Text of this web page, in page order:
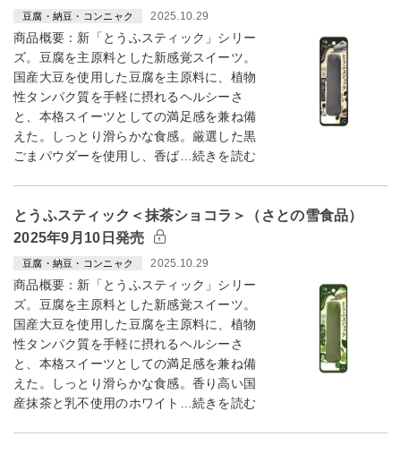
豆腐・納豆・コンニャク 2025.10.29
商品概要：新「とうふスティック」シリー
ズ。豆腐を主原料とした新感覚スイーツ。
国産大豆を使用した豆腐を主原料に、植物
性タンパク質を手軽に摂れるヘルシーさ
と、本格スイーツとしての満足感を兼ね備
えた。しっとり滑らかな食感。厳選した黒
ごまパウダーを使用し、香ば…続きを読む
とうふスティック＜抹茶ショコラ＞（さとの雪食品）
2025年9月10日発売
豆腐・納豆・コンニャク 2025.10.29
商品概要：新「とうふスティック」シリー
ズ。豆腐を主原料とした新感覚スイーツ。
国産大豆を使用した豆腐を主原料に、植物
性タンパク質を手軽に摂れるヘルシーさ
と、本格スイーツとしての満足感を兼ね備
えた。しっとり滑らかな食感。香り高い国
産抹茶と乳不使用のホワイト…続きを読む